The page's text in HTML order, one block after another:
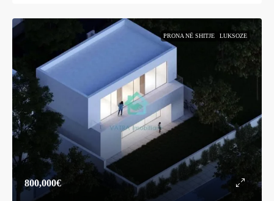
PRONA NË SHITJE LUKSOZE
800,000€